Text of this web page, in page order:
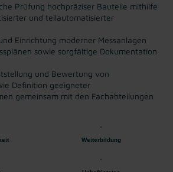
Prüfung hochpräziser Bauteile mithilfe
und teilautomatisierter
Einrichtung moderner Messanlagen
sowie sorgfältige Dokumentation
und Bewertung von
Definition geeigneter
gemeinsam mit den Fachabteilungen
Weiterbildung